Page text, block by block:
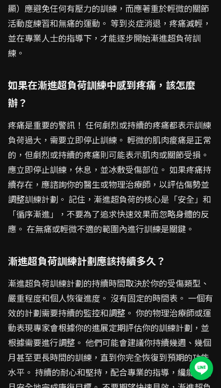
顯）應避免任何有壓力的訓練，而應著重於輕微的關節
活動度練習和無痛的運動。 等到炎症消退，疼痛減輕，
並在專業人士的指導下，才能逐步開始漸進超負荷訓
練。
如果在漸進超負荷訓練中感到疼痛，該怎麼
辦？
疼痛是重要的警訊！ 任何劇烈或持續的疼痛都表示訓練
負荷過大，需要立即停止訓練。 輕微的肌肉痠痛是正常
的，但劇烈或持續的疼痛則可能表示肌肉或關節受損。
應立即停止訓練，休息，並冰敷受傷部位。 如果疼痛持
續存在，應諮詢你的醫生或物理治療師，以評估傷勢並
調整訓練計劃。 記住，漸進超負荷的核心是「安全」和
「循序漸進」，不要為了追求快速效果而忽略身體的反
應。 在無痛或輕微不適的範圍內進行訓練是關鍵。
漸進超負荷訓練計劃應該持續多久？
漸進超負荷訓練計劃的持續時間取決於你的受傷類型、
嚴重程度和個人恢復進度。 沒有固定的時間表。 一個有
效的計劃需要持續的監控和調整。 你的物理治療師或運
動表現專家會根據你的進展定期評估你的訓練計劃，並
根據需要進行調整。 他們可能會建議你持續幾週、幾個
月甚至更長時間的訓練，直到你完全恢復到預期的功能
水平。 持續的耐心和堅持，配合專業的指導，纔能有效